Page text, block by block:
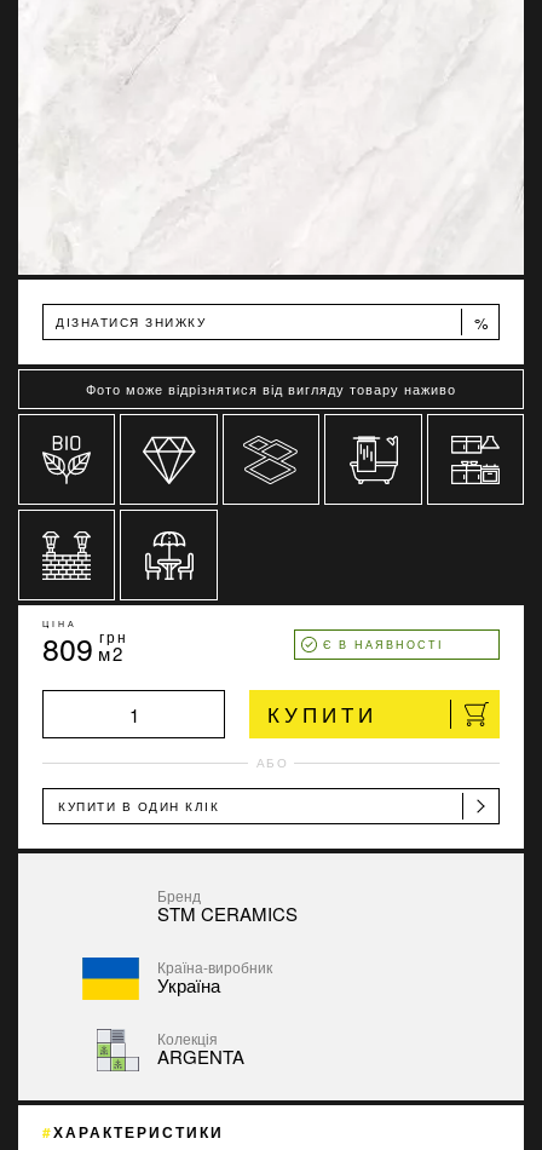
ДІЗНАТИСЯ ЗНИЖКУ %
Фото може відрізнятися від вигляду товару наживо
ЦІНА
809 грн
м2 Є В НАЯВНОСТІ
КУПИТИ
АБО
КУПИТИ В ОДИН КЛІК
Бренд
STM CERAMICS
Країна-виробник
Україна
Колекція
ARGENTA
ХАРАКТЕРИСТИКИ